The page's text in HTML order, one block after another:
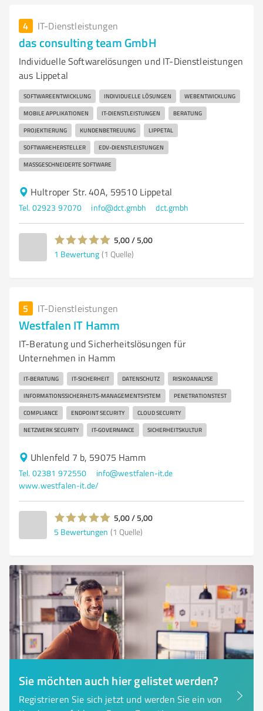
4 IT-Dienstleistungen
das consulting team GmbH
Individuelle Softwarelösungen und IT-Dienstleistungen
aus Lippetal
SOFTWAREENTWICKLUNG INDIVIDUELLE LÖSUNGEN WEBENTWICKLUNG
MOBILE APPLIKATIONEN IT-DIENSTLEISTUNGEN BERATUNG
PROJEKTIERUNG KUNDENBETREUUNG LIPPETAL
SOFTWAREHERSTELLER EDV-DIENSTLEISTUNGEN
MASSGESCHNEIDERTE SOFTWARE
Hultroper Str. 40A, 59510 Lippetal
Tel. 02923 97070 info@dct.gmbh dct.gmbh
5,00 / 5,00
1 Bewertung (1 Quelle)
5 IT-Dienstleistungen
Westfalen IT Hamm
IT-Beratung und Sicherheitslösungen für
Unternehmen in Hamm
IT-BERATUNG IT-SICHERHEIT DATENSCHUTZ RISIKOANALYSE
INFORMATIONSSICHERHEITS-MANAGEMENTSYSTEM PENETRATIONSTEST
COMPLIANCE ENDPOINT SECURITY CLOUD SECURITY
NETZWERK SECURITY IT-GOVERNANCE SICHERHEITSKULTUR
Uhlenfeld 7 b, 59075 Hamm
Tel. 02381 972550
info@westfalen-it.de
www.westfalen-it.de/
5,00 / 5,00
5 Bewertungen (1 Quelle)
Sie möchten auch hier gelistet werden?
Registrieren Sie sich jetzt und werden Sie ein von